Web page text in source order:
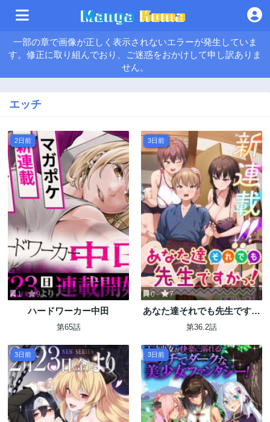
一部の章で画像が正しく表示されないエラーが発生していま
す。修正に取り組んでおり、ご迷惑をおかけして申し訳ありま
せん。
エッチ
2日前
1 9
ハードワーカー中田
第65話
3日前
0 7
あなた達それでも先生ですか
っ！
第36.2話
3日前 3日前